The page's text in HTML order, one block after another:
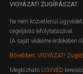
VIGYÁZAT! ZUGÍRÁSZAT
ha nem közvetlenül
cégeljárás lefolytatásával.
(A saját védelme érdekében
Bővebben: VIGYÁZAT!
Megbízható ÜGYVÉD keresés